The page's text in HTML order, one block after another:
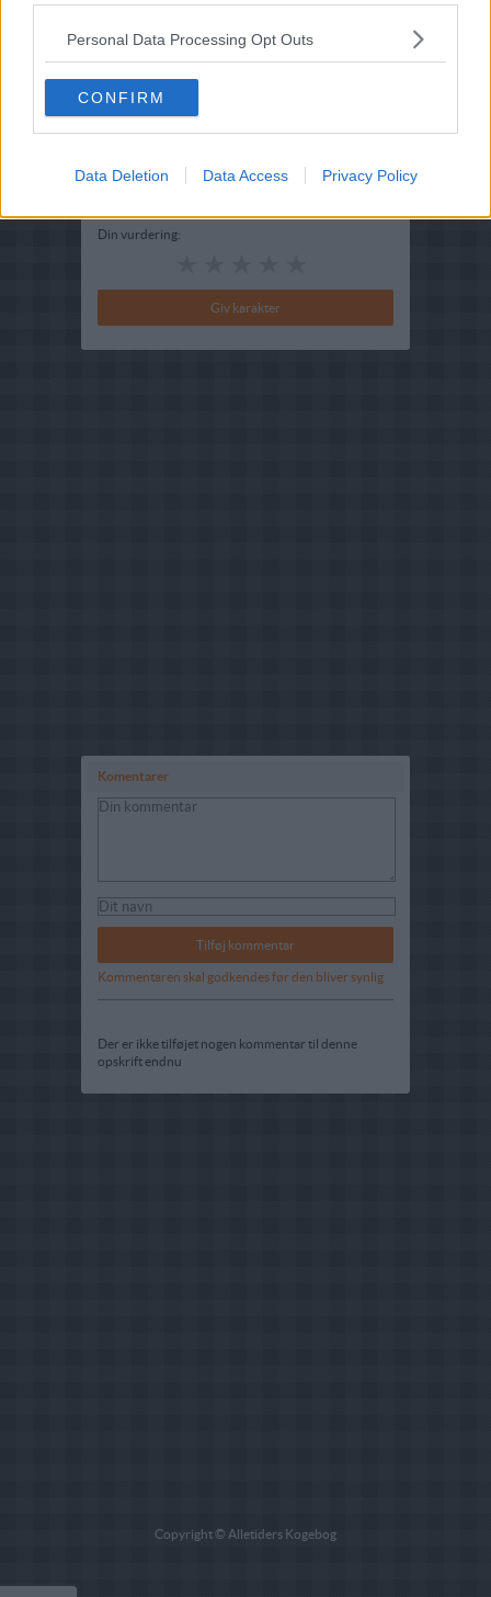
Personal Data Processing Opt Outs
CONFIRM
Data Deletion Data Access Privacy Policy
Indsendt :2002-08-26
Redigeret:2025-07-12
Brugernes vurdering:5( 2stemmer
Din vurdering:
Komentarer
Kommentaren skal godkendes før den bliver synlig
Der er ikke tilføjet nogen kommentar til denne
opskrift endnu
Copyright © Alletiders Kogebog